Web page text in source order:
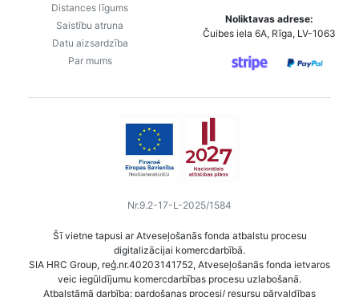
Distances līgums
Saistību atruna
Datu aizsardzība
Par mums
Noliktavas adrese:
Čuibes iela 6A, Rīga, LV-1063
Nr.9.2-17-L-2025/1584
Šī vietne tapusi ar Atveseļošanās fonda atbalstu procesu
digitalizācijai komercdarbībā.
SIA HRC Group, reģ.nr.40203141752, Atveseļošanās fonda ietvaros
veic iegūldījumu komercdarbības procesu uzlabošanā.
Atbalstāmā darbība: pardošanas procesi/ resursu pārvaldības